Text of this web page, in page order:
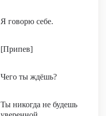
Я говорю себе.
[Припев]
Чего ты ждёшь?
Ты никогда не будешь